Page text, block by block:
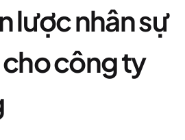
lược nhân sự
công ty